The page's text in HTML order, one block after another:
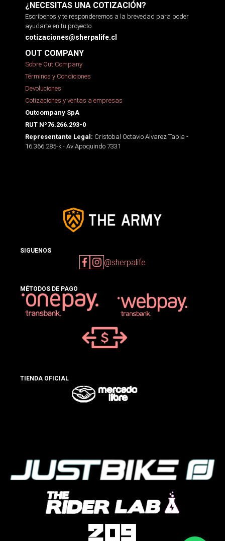
¿NECESITAS UNA COTIZACIÓN?
Escríbenos y te responderemos a la brevedad para poder
ayudarte en tu proyecto.
cotizaciones@sherpalife.cl
OUT COMPANY
Sobre Out Company
Términos y Condiciones
Devoluciones
Cotizaciones y ventas a empresas
Outcompany SpA
RUT Nº76.266.293-0
Representante Legal: Cristobal Octavio Alvarez Tapia -
16.366.285-k - Av Apoquindo 7331
SIGUENOS
@sherpalife
MÉTODOS DE PAGO
TIENDA OFICIAL